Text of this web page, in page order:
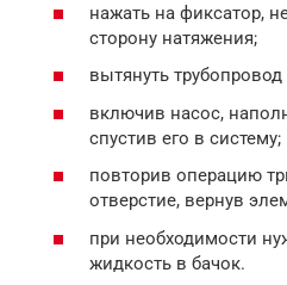
нажать на фиксатор,
сторону натяжения;
вытянуть
включив насос,
спустив его в систему;
повторив операцию
отверстие, вернув
при необходимости
жидкость в бачок.